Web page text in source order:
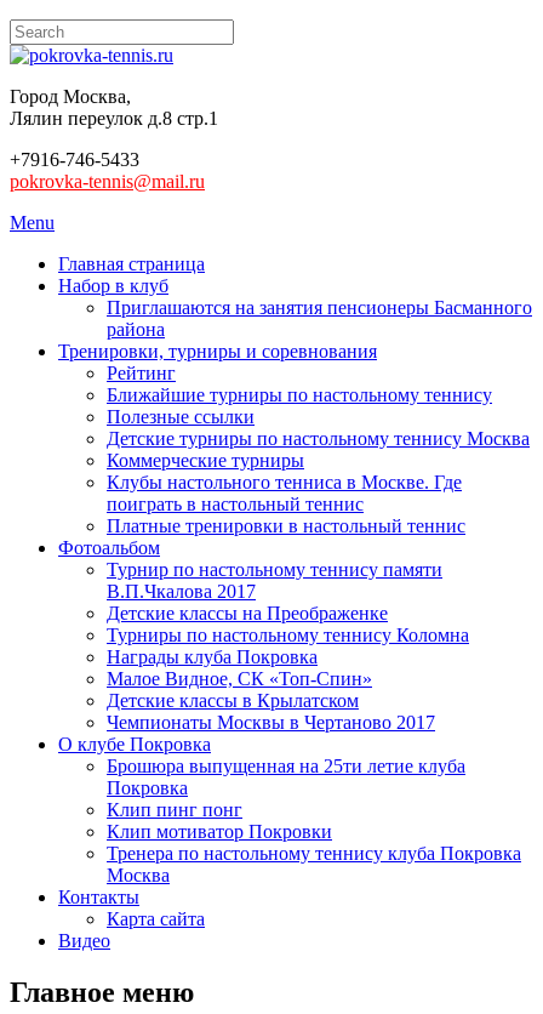
Город Москва,
Лялин переулок д.8 стр.1
+7916-746-5433
pokrovka-tennis@mail.ru
Menu
Главная страница
Набор в клуб
Приглашаются на занятия пенсионеры Басманного
района
Тренировки, турниры и соревнования
Рейтинг
Ближайшие турниры по настольному теннису
Полезные ссылки
Детские турниры по настольному теннису Москва
Коммерческие турниры
Клубы настольного тенниса в Москве. Где
поиграть в настольный теннис
Платные тренировки в настольный теннис
Фотоальбом
Турнир по настольному теннису памяти
В.П.Чкалова 2017
Детские классы на Преображенке
Турниры по настольному теннису Коломна
Награды клуба Покровка
Малое Видное, СК «Топ-Спин»
Детские классы в Крылатском
Чемпионаты Москвы в Чертаново 2017
О клубе Покровка
Брошюра выпущенная на 25ти летие клуба
Покровка
Клип пинг понг
Клип мотиватор Покровки
Тренера по настольному теннису клуба Покровка
Москва
Контакты
Карта сайта
Видео
Главное меню